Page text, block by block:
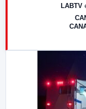
LABTV